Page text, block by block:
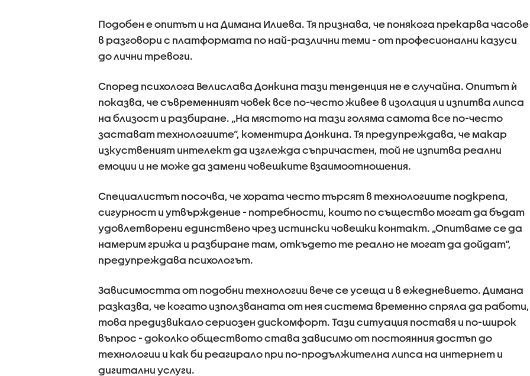
Подобен е опитът и на Димана Илиева. Тя признава, че понякога прекарва часове
в разговори с платформата по най-различни теми - от професионални казуси
до лични тревоги.
Според психолога Велислава Донкина тази тенденция не е случайна. Опитът ѝ
показва, че съвременният човек все по-често живее в изолация и изпитва липса
на близост и разбиране. „На мястото на тази голяма самота все по-често
застават технологиите“, коментира Донкина. Тя предупреждава, че макар
изкуственият интелект да изглежда съпричастен, той не изпитва реални
емоции и не може да замени човешките взаимоотношения.
Специалистът посочва, че хората често търсят в технологиите подкрепа,
сигурност и утвърждение - потребности, които по същество могат да бъдат
удовлетворени единствено чрез истински човешки контакт. „Опитваме се да
намерим грижа и разбиране там, откъдето те реално не могат да дойдат“,
предупреждава психологът.
Зависимостта от подобни технологии вече се усеща и в ежедневието. Димана
разказва, че когато използваната от нея система временно спряла да работи,
това предизвикало сериозен дискомфорт. Тази ситуация поставя и по-широк
въпрос - доколко обществото става зависимо от постоянния достъп до
технологии и как би реагирало при по-продължителна липса на интернет и
дигитални услуги.